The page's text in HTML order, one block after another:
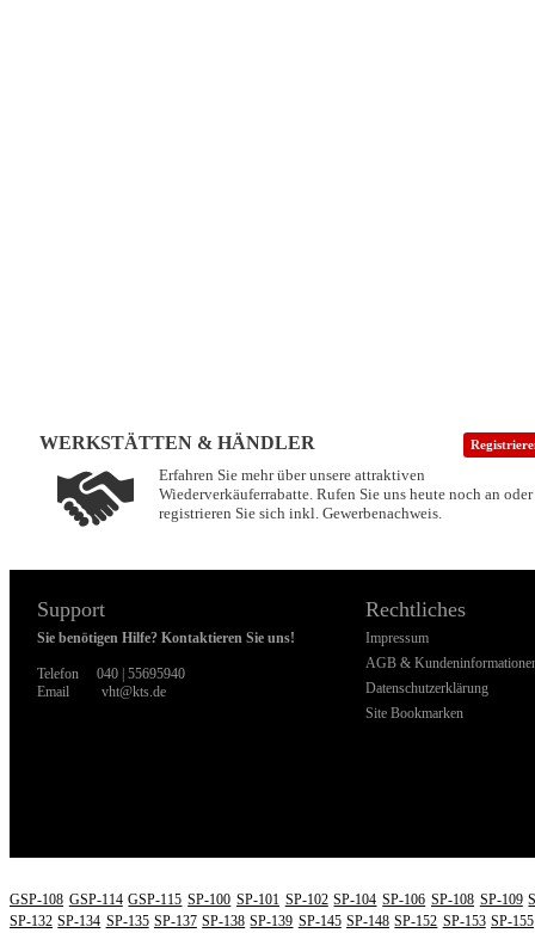
WERKSTÄTTEN & HÄNDLER
Erfahren Sie mehr über unsere attraktiven
Wiederverkäuferrabatte. Rufen Sie uns heute noch an oder
registrieren Sie sich inkl. Gewerbenachweis.
Support Rechtliches
Sie benötigen Hilfe? Kontaktieren Sie uns!
Telefon
040 | 55695940
Email
vht@kts.de
Impressum
AGB &
Datenschutzerklärung
Site Bookmarken
GSP-108 GSP-114 GSP-115 SP-100 SP-101 SP-102 SP-104 SP-106 SP-108 SP-109
SP-132 SP-134 SP-135 SP-137 SP-138 SP-139 SP-145 SP-148 SP-152 SP-153 SP-155